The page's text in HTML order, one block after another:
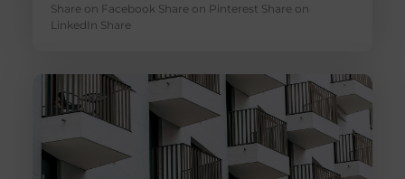
Share on Facebook Share on Pinterest Share on
LinkedIn Share